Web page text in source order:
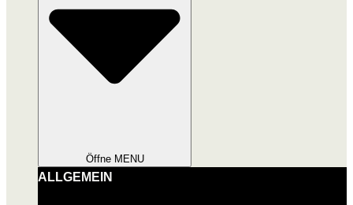
Öffne MENU
ALLGEMEIN